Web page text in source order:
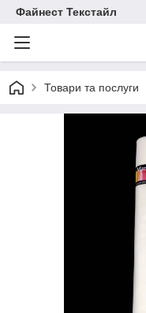
Файнест Текстайл
Товари та послуги